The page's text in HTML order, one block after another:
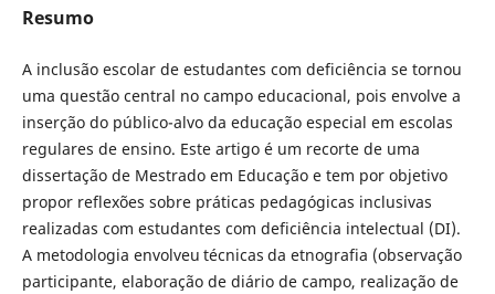
Resumo
A inclusão escolar de estudantes com deficiência se tornou
uma questão central no campo educacional, pois envolve a
inserção do público-alvo da educação especial em escolas
regulares de ensino. Este artigo é um recorte de uma
dissertação de Mestrado em Educação e tem por objetivo
propor reflexões sobre práticas pedagógicas inclusivas
realizadas com estudantes com deficiência intelectual (DI).
A metodologia envolveu técnicas da etnografia (observação
participante, elaboração de diário de campo, realização de